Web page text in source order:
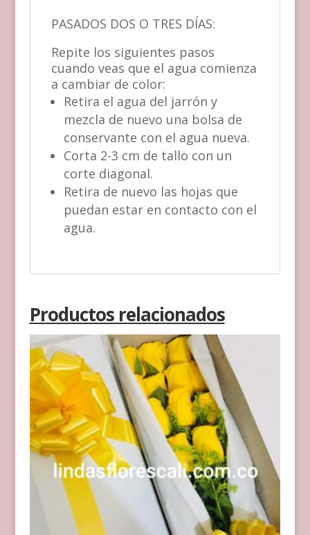
PASADOS DOS O TRES DÍAS:
Repite los siguientes pasos
cuando veas que el agua comienza
a cambiar de color:
Retira el agua del jarrón y
mezcla de nuevo una bolsa de
conservante con el agua nueva.
Corta 2-3 cm de tallo con un
corte diagonal.
Retira de nuevo las hojas que
puedan estar en contacto con el
agua.
Productos relacionados